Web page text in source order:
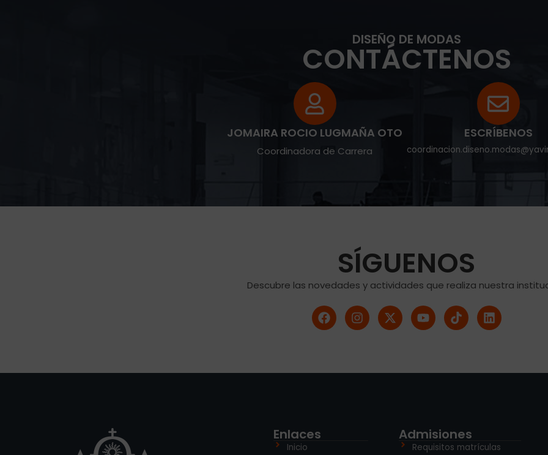
DISEÑO DE MODAS
CONTÁCTENOS
JOMAIRA ROCIO LUGMAÑA OTO
Coordinadora de Carrera
ESCRÍBENOS
SÍGUENOS
Descubre las novedades y actividades que realiza nuestra
Enlaces
Inicio
Admisiones
Requisitos matrículas